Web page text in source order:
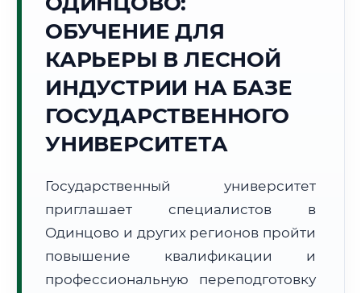
Пятница, 7 Августа
2026 г.
🌅 Восход:04:48 🌇 Закат: 20:25
Световой день:15 ч. 37 мин.
Субъект:
Московская область
Тел. код:
+7 (495/498)
Почтовые индексы:
143000–143099
ОБУЧЕНИЕ ДЛЯ
КАРЬЕРЫ В ЛЕСНОЙ
ИНДУСТРИИ НА БАЗЕ
ГОСУДАРСТВЕННОГО
УНИВЕРСИТЕТА
Государственный университет
приглашает специалистов в
Одинцово и других регионов пройти
повышение квалификации и
профессиональную переподготовку